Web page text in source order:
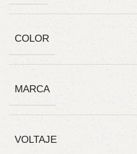
COLOR
MARCA
VOLTAJE